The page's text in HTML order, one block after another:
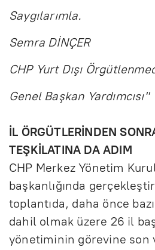
Saygılarımla.
Semra DİNÇER
CHP Yurt Dışı
Genel Başkan Yardımcısı"
İL ÖRGÜTLERİNDEN
TEŞKİLATINA DA ADIM
CHP Merkez Yönetim
başkanlığında
toplantıda, daha önce
dahil olmak üzere 26 il
yönetiminin görevine son